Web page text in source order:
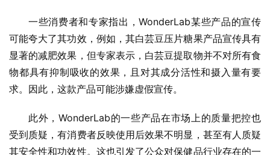
一些消费者和专家指出，WonderLab某些产品的宣传
可能夸大了其功效，例如，其白芸豆压片糖果产品宣传具有
显著的减肥效果，但专家表示，白芸豆提取物并不对所有食
物都具有抑制吸收的效果，且对其成分活性和摄入量有要
求。因此，这款产品可能涉嫌虚假宣传。
此外，WonderLab的一些产品在市场上的质量把控也
受到质疑，有消费者反映使用后效果不明显，甚至有人质疑
其安全性和功效性。这也引发了公众对保健品行业存在的一